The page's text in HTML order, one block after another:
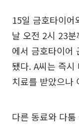
15일 금호타이어
날 오전 2시 23
에서 금호타이어
됐다. A씨는 즉
치료를 받았으나
다른 동료와 다